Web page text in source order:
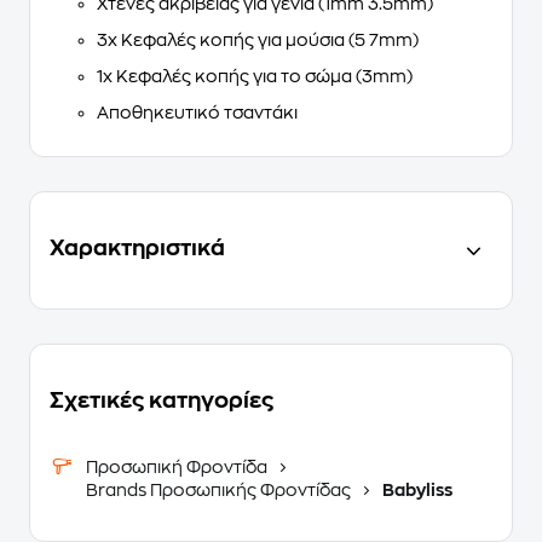
Χτένες ακριβείας για γένια (1mm 3.5mm)
3x Κεφαλές κοπής για μούσια (5 7mm)
1x Κεφαλές κοπής για το σώμα (3mm)
Αποθηκευτικό τσαντάκι
Χαρακτηριστικά
Σχετικές κατηγορίες
Προσωπική Φροντίδα
Brands Προσωπικής Φροντίδας
Babyliss